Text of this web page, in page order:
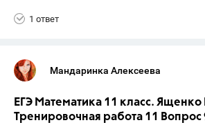
1 ответ
Мандаринка Алексеева
ЕГЭ Математика 11 класс. Ященко
Тренировочная работа 11 Вопрос